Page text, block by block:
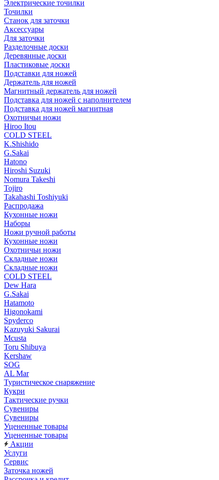
Электрические точилки
Точилки
Станок для заточки
Аксессуары
Для заточки
Разделочные доски
Деревянные доски
Пластиковые доски
Подставки для ножей
Держатель для ножей
Магнитный держатель для ножей
Подставка для ножей с наполнителем
Подставка для ножей магнитная
Охотничьи ножи
Hiroo Itou
COLD STEEL
K.Shishido
G.Sakai
Hatono
Hiroshi Suzuki
Nomura Takeshi
Tojiro
Takahashi Toshiyuki
Распродажа
Кухонные ножи
Наборы
Ножи ручной работы
Кухонные ножи
Охотничьи ножи
Складные ножи
Складные ножи
COLD STEEL
Dew Hara
G.Sakai
Hatamoto
Higonokami
Spyderco
Kazuyuki Sakurai
Mcusta
Toru Shibuya
Kershaw
SOG
AL Mar
Туристическое снаряжение
Кукри
Тактические ручки
Сувениры
Сувениры
Уцененные товары
Уцененные товары
Акции
Услуги
Сервис
Заточка ножей